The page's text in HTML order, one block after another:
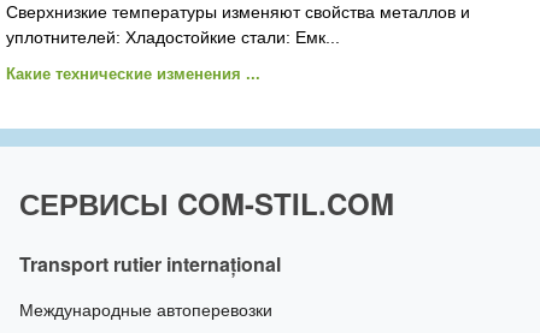
Сверхнизкие температуры изменяют свойства металлов и
уплотнителей: Хладостойкие стали: Емк...
Какие технические изменения ...
СЕРВИСЫ COM-STIL.COM
Transport rutier internațional
Международные автоперевозки